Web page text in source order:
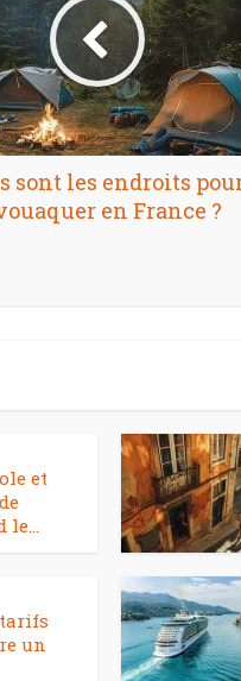
sont les endroits
en France ?
et
le...
un